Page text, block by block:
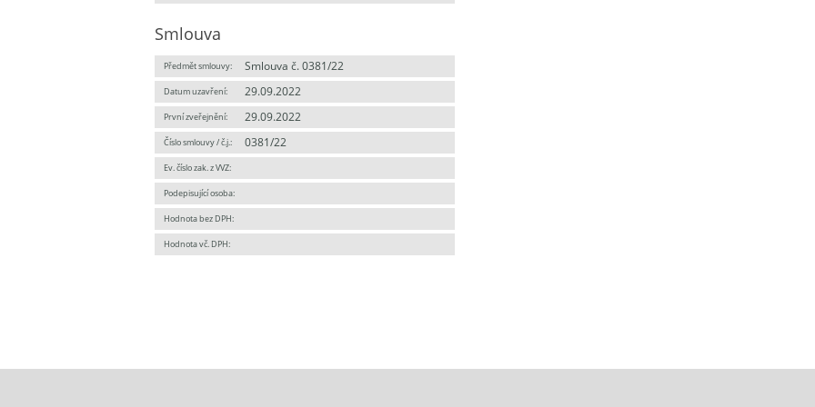
Smlouva
Předmět smlouvy: Smlouva č. 0381/22
Datum uzavření: 29.09.2022
První zveřejnění: 29.09.2022
Číslo smlouvy / č.j.: 0381/22
Ev. číslo zak. z VVZ:
Podepisující osoba:
Hodnota bez DPH:
Hodnota vč. DPH: